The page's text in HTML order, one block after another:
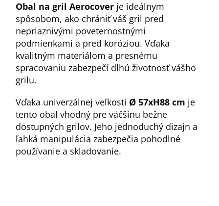
Obal na gril Aerocover je ideálnym
spôsobom, ako chrániť váš gril pred
nepriaznivými poveternostnými
podmienkami a pred koróziou. Vďaka
kvalitným materiálom a presnému
spracovaniu zabezpečí dlhú životnosť vášho
grilu.
Vďaka univerzálnej veľkosti Ø 57xH88 cm je
tento obal vhodný pre väčšinu bežne
dostupných grilov. Jeho jednoduchý dizajn a
ľahká manipulácia zabezpečia pohodlné
používanie a skladovanie.